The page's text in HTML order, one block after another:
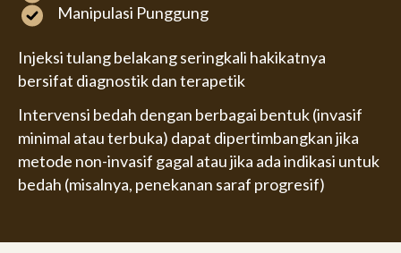
Manipulasi Punggung
Injeksi tulang belakang seringkali hakikatnya
bersifat diagnostik dan terapetik
Intervensi bedah dengan berbagai bentuk (invasif
minimal atau terbuka) dapat dipertimbangkan jika
metode non-invasif gagal atau jika ada indikasi untuk
bedah (misalnya, penekanan saraf progresif)